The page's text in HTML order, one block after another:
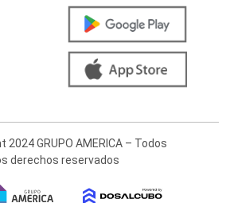
2024 GRUPO AMERICA – Todos
derechos reservados